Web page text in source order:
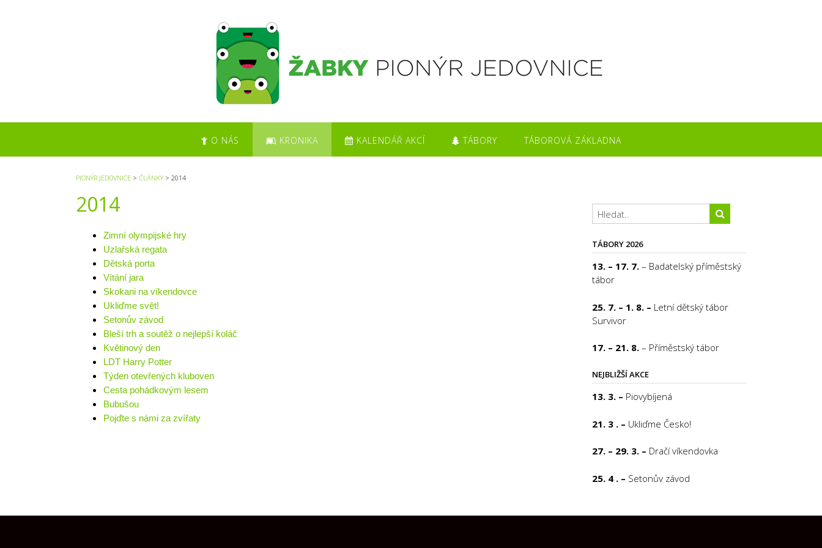
n
O NÁS KRONIKA KALENDÁŘ AKCÍ TÁBORY TÁBOROVÁ ZÁKLADNA
PIONÝR JEDOVNICE > ČLÁNKY> 2014
2014
Zimní olympijské hry
Uzlařská regata
Dětská porta
Vítání jara
Skokani na víkendovce
Ukliďme svět!
Setonův závod
Bleší trh a soutěž o nejlepší koláč
Květinový den
LDT Harry Potter
Týden otevřených kluboven
Cesta pohádkovým lesem
Bubušou
Pojďte s námi za zvířaty
TÁBORY 2026
13. – 17. 7. – Badatelský příměstský
tábor
25. 7. – 1. 8. – Letní dětský tábor
Survivor
17. – 21. 8. – Příměstský tábor
NEJBLIŽŠÍ AKCE
13. 3. – Piovybíjená
21. 3 . – Ukliďme Česko!
27. – 29. 3. – Dračí víkendovka
25. 4 . – Setonův závod